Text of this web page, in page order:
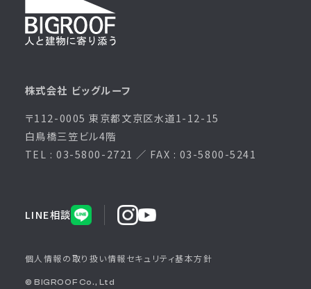
株式会社 ビッグルーフ
〒112-0005 東京都文京区水道1-12-15
白鳥橋三笠ビル4階
TEL : 03-5800-2721 ／ FAX : 03-5800-5241
LINE相談
個人情報の取り扱い情報セキュリティ基本方針
© BIGROOF Co., Ltd